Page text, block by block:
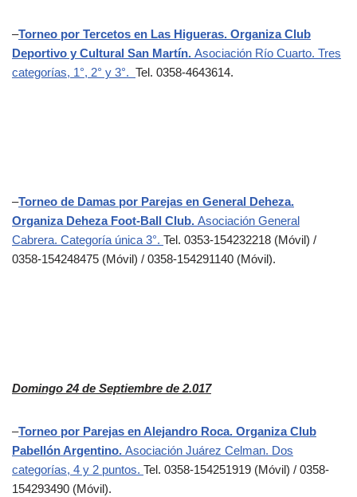
–Torneo por Tercetos en Las Higueras. Organiza Club
Deportivo y Cultural San Martín. Asociación Río Cuarto. Tres
categorías, 1°, 2° y 3°. Tel. 0358-4643614.
–Torneo de Damas por Parejas en General Deheza.
Organiza Deheza Foot-Ball Club. Asociación General
Cabrera. Categoría única 3°. Tel. 0353-154232218 (Móvil) /
0358-154248475 (Móvil) / 0358-154291140 (Móvil).
Domingo 24 de Septiembre de 2.017
–Torneo por Parejas en Alejandro Roca. Organiza Club
Pabellón Argentino. Asociación Juárez Celman. Dos
categorías, 4 y 2 puntos. Tel. 0358-154251919 (Móvil) / 0358-
154293490 (Móvil).